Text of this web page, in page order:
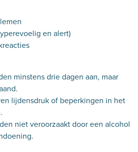
en alert)
minstens drie dagen aan, maar
lijdensdruk of beperkingen in het
niet veroorzaakt door een alcohol